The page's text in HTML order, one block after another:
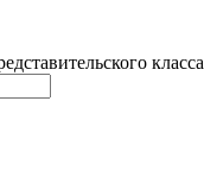
класса